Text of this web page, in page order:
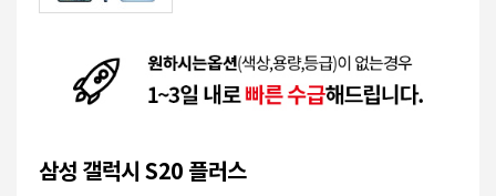
삼성 갤럭시 S20 플러스